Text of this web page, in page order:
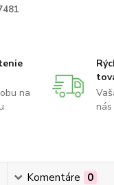
na
Komentáre 0